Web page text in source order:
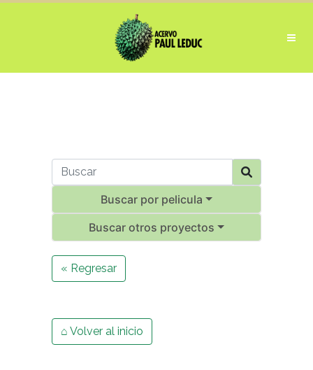
Buscar por pelicula
Buscar otros proyectos
« Regresar
⌂ Volver al inicio